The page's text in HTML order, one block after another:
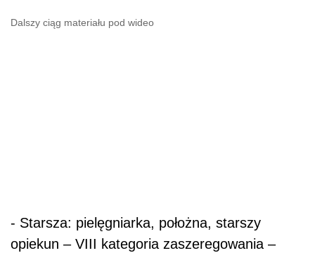
Dalszy ciąg materiału pod wideo
- Starsza: pielęgniarka, położna, starszy
opiekun – VIII kategoria zaszeregowania –